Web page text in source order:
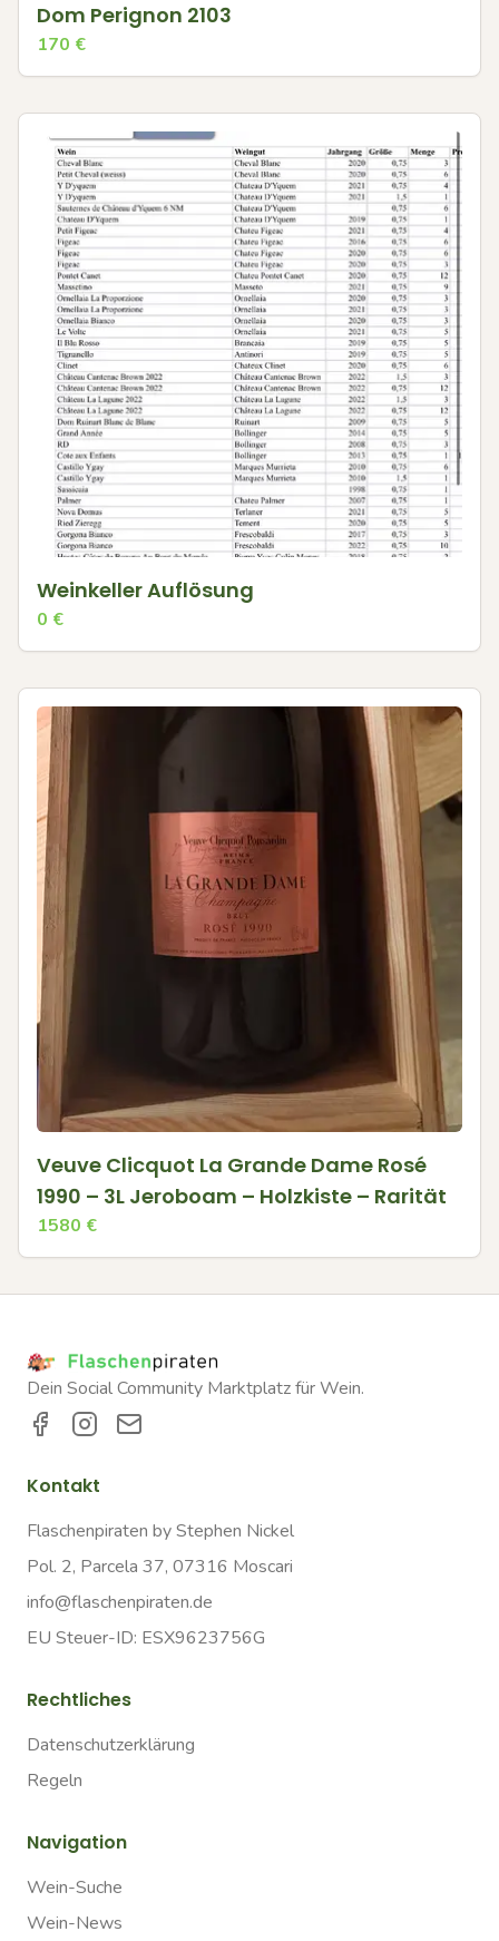
Dom Perignon 2103
170 €
Weinkeller Auflösung
0 €
Veuve Clicquot La Grande Dame Rosé
1990 – 3L Jeroboam – Holzkiste – Rarität
1580 €
Dein Social Community Marktplatz für Wein.
Kontakt
Flaschenpiraten by Stephen Nickel
Pol. 2, Parcela 37, 07316 Moscari
info@flaschenpiraten.de
EU Steuer-ID: ESX9623756G
Rechtliches
Datenschutzerklärung
Regeln
Navigation
Wein-Suche
Wein-News